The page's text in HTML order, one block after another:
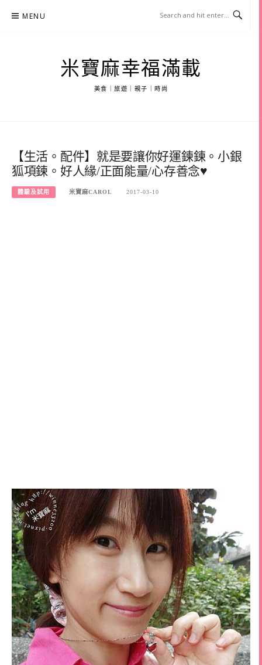
MENU
米寶麻幸福滿載
美食｜旅遊｜親子｜時尚
【生活。配件】就是要讓你好運鍊鍊。小銀
狐項鍊。好人緣/正面能量/心存善念♥
體驗及試用 米寶麻CAROL 2017-03-10